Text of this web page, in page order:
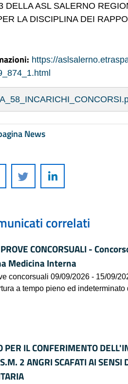
DELLA ASL SALERNO
LA DISCIPLINA DEI
https://
News
correlati
PROVE CONCORSUALI -
Medicina Interna
concorsuali 09/09/2026 - 15/09/
a tempo pieno ed
PER IL CONFERIMENTO
2 ANGRI SCAFATI AI